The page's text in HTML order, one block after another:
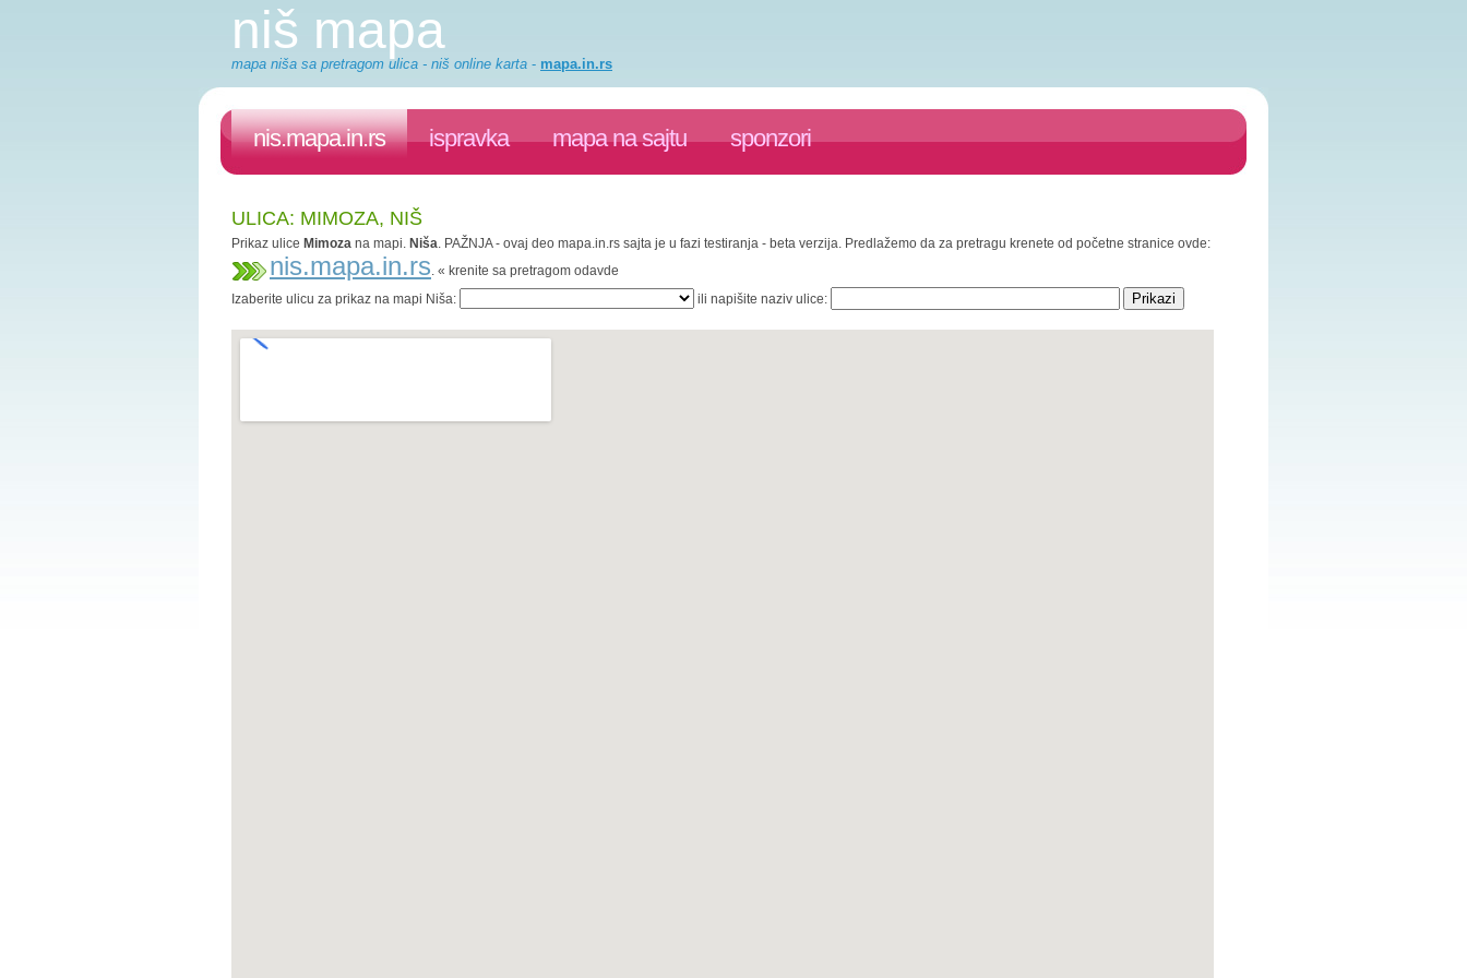
niš mapa
mapa niša sa pretragom ulica - niš online karta - mapa.in.rs
nis.mapa.in.rs ispravka mapa na sajtu sponzori
ULICA: MIMOZA, NIŠ
Prikaz ulice Mimoza na mapi. Niša. PAŽNJA - ovaj deo mapa.in.rs sajta je u fazi testiranja - beta verzija. Predlažemo da za pretragu krenete od početne stranice ovde:
nis.mapa.in.rs. « krenite sa pretragom odavde
Izaberite ulicu za prikaz na mapi Niša:
ili napišite naziv ulice: